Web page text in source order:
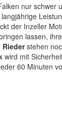
nur
der Inzeller
lassen,
Riederstehen
wird mit
60 Minuten